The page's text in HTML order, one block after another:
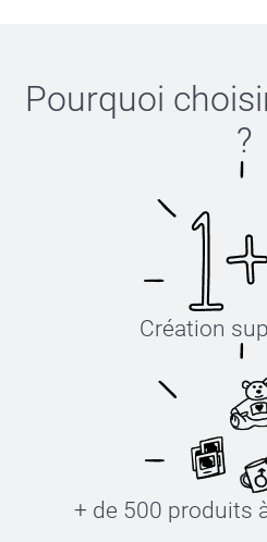
Pourquoi
?
Création
+ de 500 produits